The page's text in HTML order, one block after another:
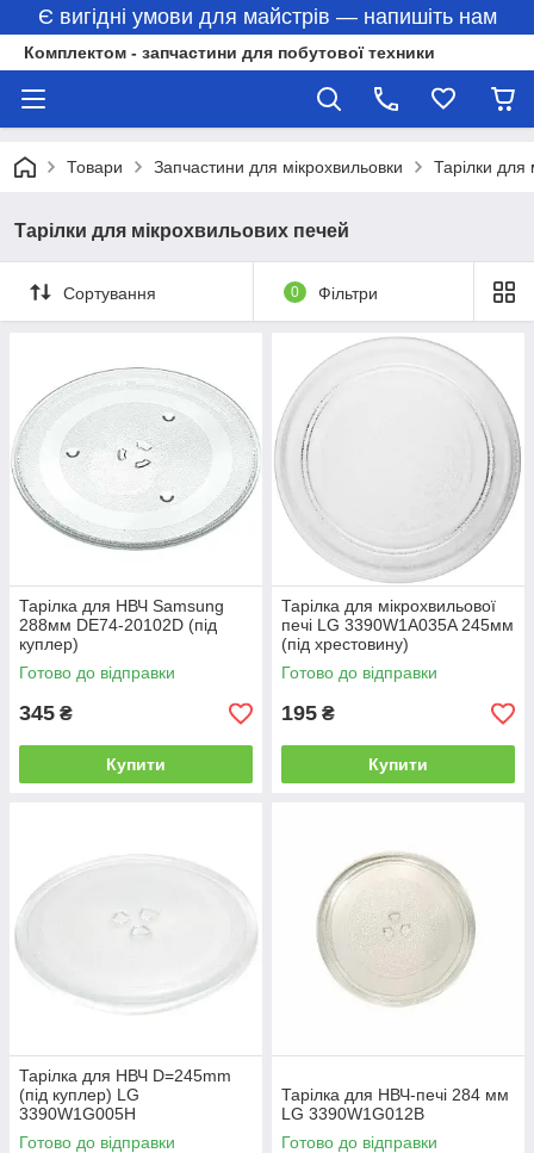
Є вигідні умови для майстрів — напишіть нам
Комплектом - запчастини для побутової техники
Товари Запчастини для мікрохвильовки Тарілки для
Тарілки для мікрохвильових печей
Сортування 0 Фільтри
Тарілка для НВЧ Samsung
288мм DE74-20102D (під
куплер)
Готово до відправки
345 ₴
Купити
Тарілка для мікрохвильової
печі LG 3390W1A035A 245мм
(під хрестовину)
Готово до відправки
195 ₴
Купити
Тарілка для НВЧ D=245mm
(під куплер) LG
3390W1G005H
Готово до відправки
Тарілка для НВЧ-печі 284 мм
LG 3390W1G012B
Готово до відправки